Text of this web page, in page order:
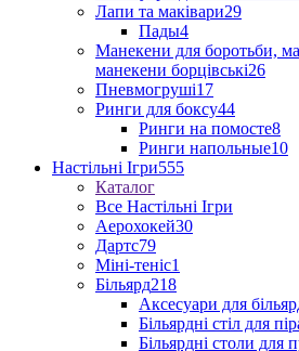
Лапи та маківари29
Пады4
Манекени для боротьби,
манекени борцівські26
Пневмогруші17
Ринги для боксу44
Ринги на помосте8
Ринги напольные10
Настільні Ігри555
Каталог
Все Настільні Ігри
Аерохокей30
Дартс79
Міні-теніс1
Більярд218
Аксесуари для
Більярдні стіл для
Більярдні столи для